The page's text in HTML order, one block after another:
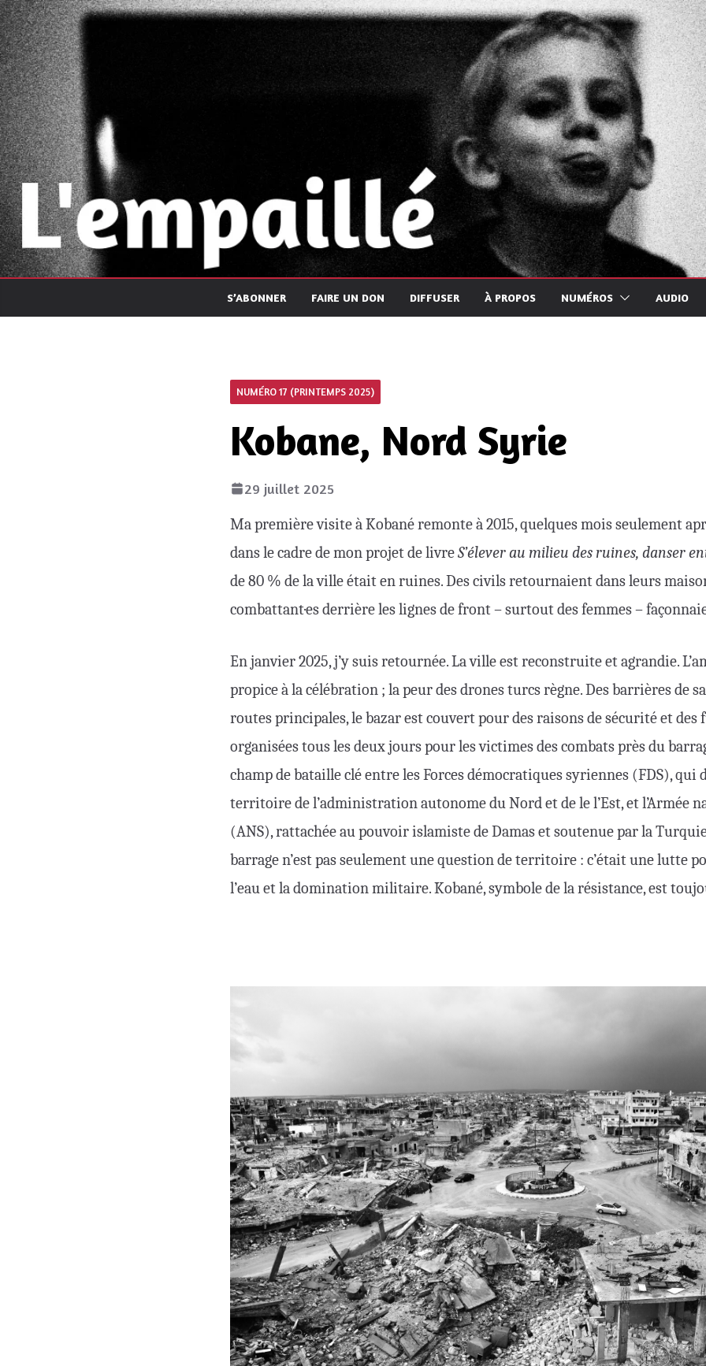
Passer
au
contenu
S’ABONNER FAIRE UN DON DIFFUSER À PROPOS NUMÉROS AUDIO
NUMÉRO 17 (PRINTEMPS 2025)
Kobane, Nord Syrie
29 juillet 2025
Ma première visite à Kobané remonte à 2015, quelques mois seulement
dans le cadre de mon projet de livreS’élever au milieu des ruines, danser
de 80 % de la ville était en ruines. Des civils retournaient dans leurs
combattant·es derrière les lignes de front – surtout des femmes –
En janvier 2025, j’y suis retournée. La ville est reconstruite et agrandie.
propice à la célébration ; la peur des drones turcs règne. Des barrières de
routes principales, le bazar est couvert pour des raisons de sécurité et des
organisées tous les deux jours pour les victimes des combats près du
champ de bataille clé entre les Forces démocratiques syriennes (FDS), qui
territoire de l’administration autonome du Nord et de le l’Est, et l’Armée
(ANS), rattachée au pouvoir islamiste de Damas et soutenue par la
barrage n’est pas seulement une question de territoire : c’était une lutte
l’eau et la domination militaire. Kobané, symbole de la résistance, est